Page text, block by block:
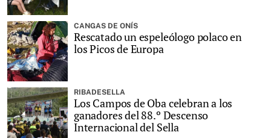
CANGAS DE ONÍS
Rescatado un espeleólogo polaco en
los Picos de Europa
RIBADESELLA
Los Campos de Oba celebran a los
ganadores del 88.º Descenso
Internacional del Sella